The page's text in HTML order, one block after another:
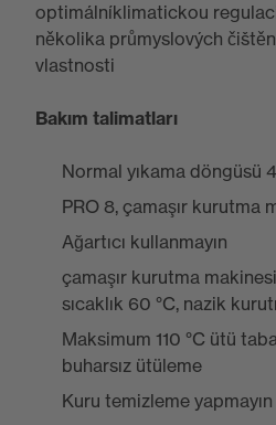
optimálníklimatickou
několika průmyslových
vlastnosti
Bakım talimatları
Normal yıkama döngüsü
PRO 8, çamaşır kurutma
Ağartıcı kullanmayın
çamaşır kurutma
sıcaklık 60 °C, nazik
Maksimum 110 °C ütü
buharsız ütüleme
Kuru temizleme yapmayın